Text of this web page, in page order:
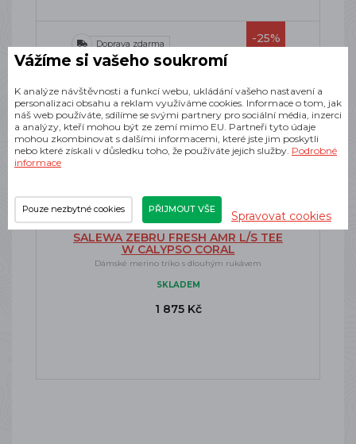
-25%
Doprava zdarma
SALEWA ZEBRU FRESH AMR L/S TEE
W CALYPSO CORAL
Dámské merino triko s dlouhým rukávem
SKLADEM
1 875 Kč
Vážíme si vašeho soukromí
K analýze návštěvnosti a funkcí webu, ukládání vašeho nastavení a
personalizaci obsahu a reklam využíváme cookies. Informace o tom, jak
náš web používáte, sdílíme se svými partnery pro sociální média, inzerci
a analýzy, kteří mohou být ze zemí mimo EU. Partneři tyto údaje
mohou zkombinovat s dalšími informacemi, které jste jim poskytli
nebo které získali v důsledku toho, že používáte jejich služby. Podrobné
informace
Pouze nezbytné cookies PŘIJMOUT VŠE Spravovat cookies